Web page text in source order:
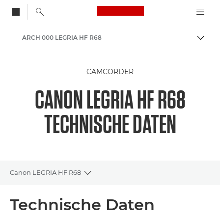
Canon Logo, back
Auf
ARCH 000 LEGRIA HF R68
CAMCORDER
CANON LEGRIA HF R68
TECHNISCHE DATEN
Canon LEGRIA HF R68
Toggle breadcrumbs
Technische Daten